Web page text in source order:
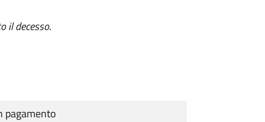
il decesso.
pagamento